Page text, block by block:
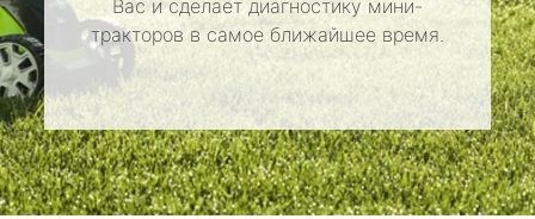
Вас и сделает диагностику мини-
тракторов в самое ближайшее время.